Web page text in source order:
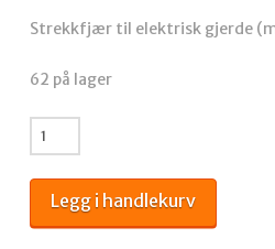
kr 50,00. kr
Strekkfjær til elektrisk gjerde
62 på lager
Spennfjær
mini
23x125mm
antall
Legg i handlekurv